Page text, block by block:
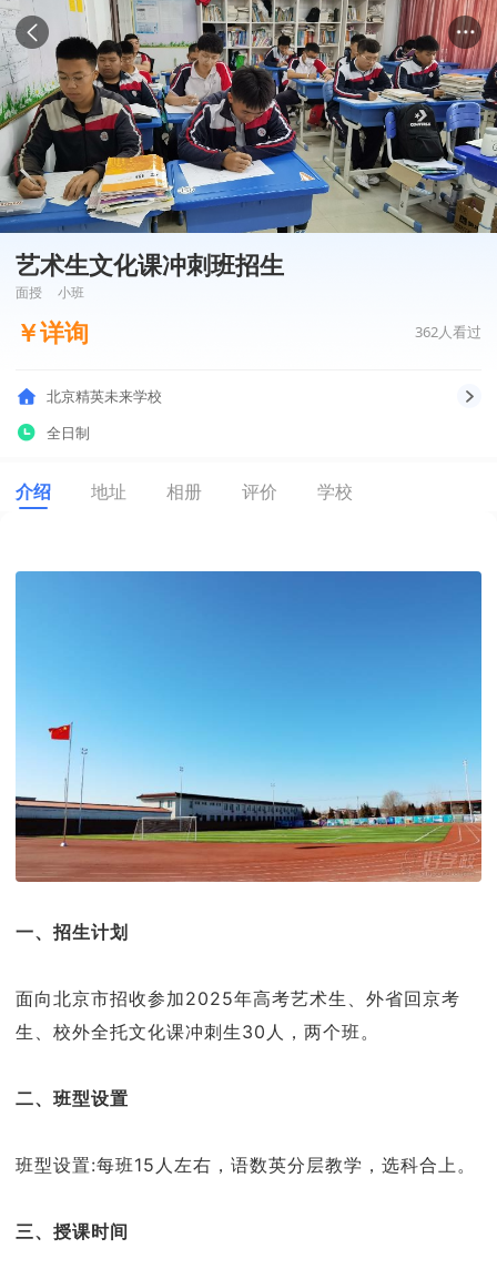
艺术生文化课冲刺班招生
面授 小班
￥详询 362人看过
北京精英未来学校
全日制
介绍 地址 相册 评价 学校
一、招生计划
面向北京市招收参加2025年高考艺术生、外省回京考
生、校外全托文化课冲刺生30人，两个班。
二、班型设置
班型设置:每班15人左右，语数英分层教学，选科合上。
三、授课时间